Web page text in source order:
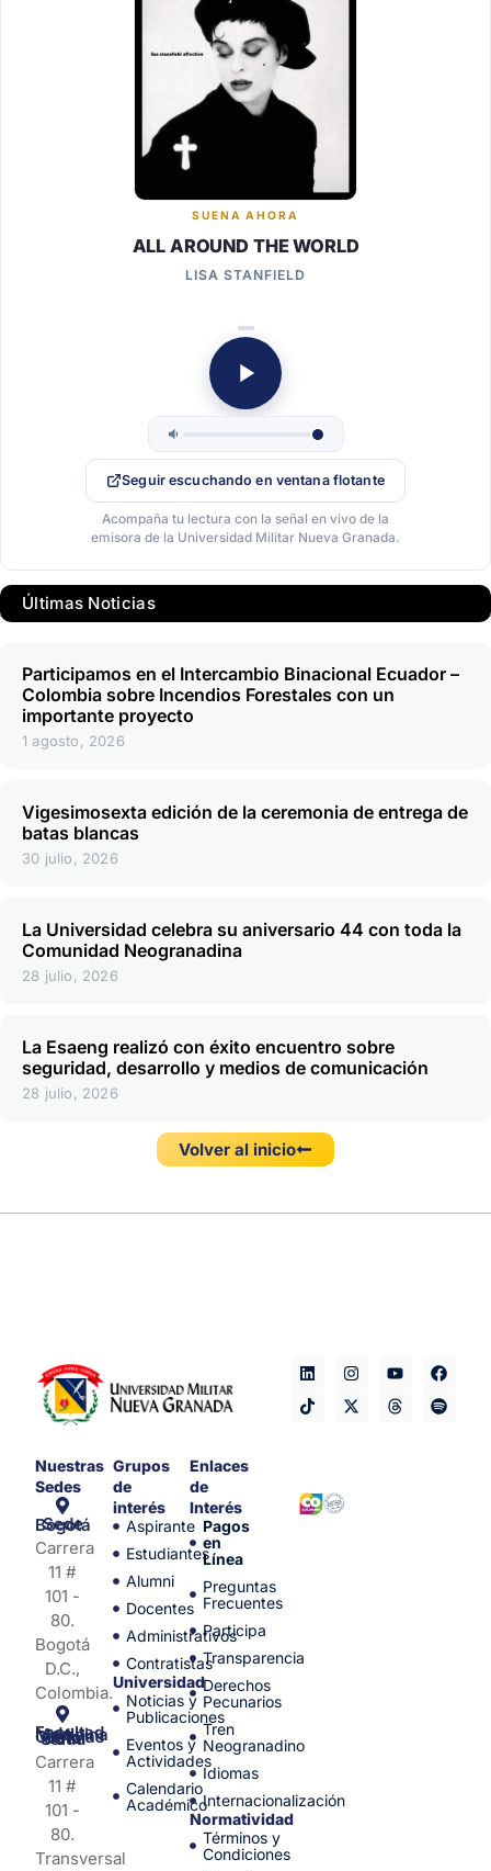
SUENA AHORA
ALL AROUND THE WORLD
LISA STANFIELD
Seguir escuchando en ventana flotante
Acompaña tu lectura con la señal en vivo de la
emisora de la Universidad Militar Nueva Granada.
Últimas Noticias
Participamos en el Intercambio Binacional Ecuador –
Colombia sobre Incendios Forestales con un
importante proyecto
1 agosto, 2026
Vigesimosexta edición de la ceremonia de entrega de
batas blancas
30 julio, 2026
La Universidad celebra su aniversario 44 con toda la
Comunidad Neogranadina
28 julio, 2026
La Esaeng realizó con éxito encuentro sobre
seguridad, desarrollo y medios de comunicación
28 julio, 2026
Volver al inicio
Nuestras
Sedes
Sede Bogotá
Carrera
11 #
101 -
80.
Bogotá
D.C.,
Colombia.
Facultad de Medicina y Ciencias de la Salud
Carrera
11 #
101 -
80.
Transversal
Grupos
de
interés
Aspirante
Estudiantes
Alumni
Docentes
Administrativos
Contratistas
Universidad
Noticias y
Publicaciones
Eventos y
Actividades
Calendario
Académico
Enlaces
de
Interés
Pagos
en
Línea
Preguntas
Frecuentes
Participa
Transparencia
Derechos
Pecunarios
Tren
Neogranadino
Idiomas
Internacionalización
Normatividad
Términos y
Condiciones